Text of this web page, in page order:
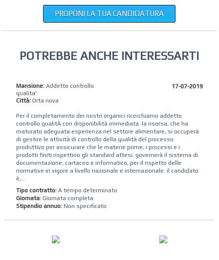
PROPONI LA TUA CANDIDATURA
POTREBBE ANCHE INTERESSARTI
Mansione:Addetto controllo
qualita'
Città:Orta nova
17-07-2019
Per il completamento dei nostri organici ricerchiamo addetto
controllo qualitÀ con disponibilità immediata. la risorsa, che ha
maturato adeguata esperienza nel settore alimentare, si occuperà
di gestire le attività di controllo della qualità del processo
produttivo per assicurare che le materie prime, i processi e i
prodotti finiti rispettino gli standard attesi. governerà il sistema di
documentazione, cartaceo e informatico, per il rispetto delle
normative in vigore a livello nazionale e internazionale. il candidato
è,...
Tipo contratto:A tempo determinato
Giornata: Giornata completa
Stipendio annuo: Non specificato